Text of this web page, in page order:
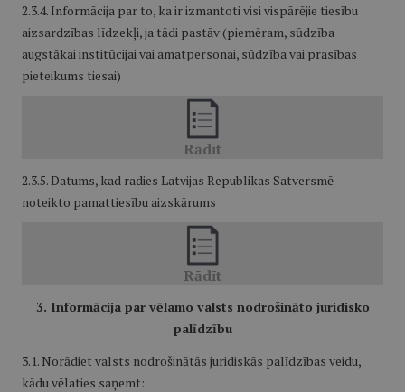
2.3.4. Informācija par to, ka ir izmantoti visi vispārējie tiesību
aizsardzības līdzekļi, ja tādi pastāv (piemēram, sūdzība
augstākai institūcijai vai amatpersonai, sūdzība vai prasības
pieteikums tiesai)
2.3.5. Datums, kad radies Latvijas Republikas Satversmē
noteikto pamattiesību aizskārums
3. Informācija par vēlamo valsts nodrošināto juridisko
palīdzību
3.1. Norādiet valsts nodrošinātās juridiskās palīdzības veidu,
kādu vēlaties saņemt: